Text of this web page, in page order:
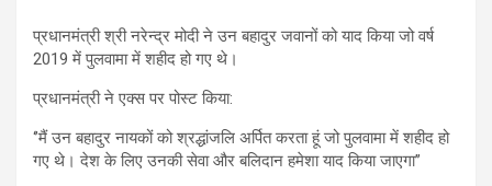
प्रधानमंत्री श्री नरेन्द्र मोदी ने उन बहादुर जवानों को याद किया जो वर्ष
2019 में पुलवामा में शहीद हो गए थे।
प्रधानमंत्री ने एक्स पर पोस्ट किया:
‘’मैं उन बहादुर नायकों को श्रद्धांजलि अर्पित करता हूं जो पुलवामा में शहीद हो
गए थे। देश के लिए उनकी सेवा और बलिदान हमेशा याद किया जाएगा’’